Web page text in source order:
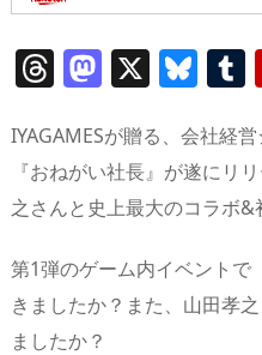
T
re
a
d
s
M
st
o
d
o
n
X Bl
e
sk
y r
IYAGAMESが贈る、会社経
『おねがい社長』が遂にリ
之さんと史上最大のコラボ&
第1弾のゲーム内イベント
きましたか？また、山田孝
ましたか？